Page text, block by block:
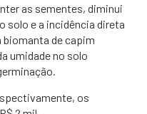
as sementes, diminui
solo e a incidência direta
biomanta de capim
umidade no solo
os